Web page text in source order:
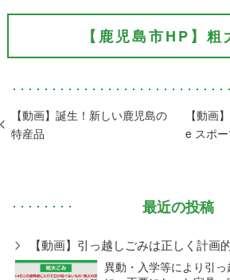
【鹿児島市HP】粗
【動画】誕生！新しい鹿児島の
特産品
【動画
e スポ
最近の投稿
【動画】引っ越しごみは正しく計画
異動・入学等により引